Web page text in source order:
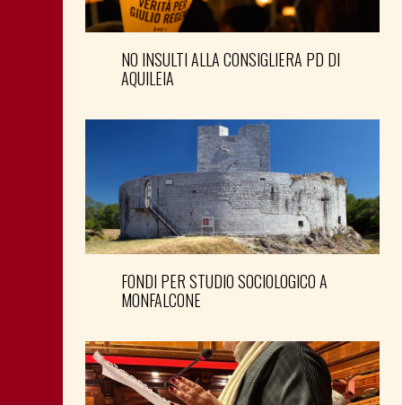
NO INSULTI ALLA CONSIGLIERA PD DI
AQUILEIA
FONDI PER STUDIO SOCIOLOGICO A
MONFALCONE